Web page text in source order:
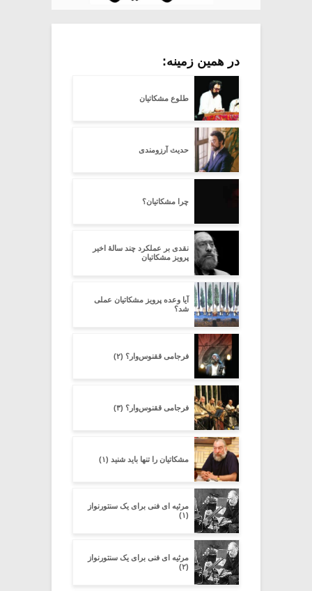
در همین زمینه:
طلوع مشکاتیان
حدیث آرزومندی
چرا مشکاتیان؟
نقدی بر عملکرد چند سالۀ اخیر
پرویز مشکاتیان
آیا وعده پرویز مشکاتیان عملی
شد؟
فرجامی ققنوس‌وار؟ (۲)
فرجامی ققنوس‌وار؟ (۳)
مشکاتیان را تنها باید شنید (۱)
مرثیه ای فنی برای یک سنتورنواز
(۱)
مرثیه ای فنی برای یک سنتورنواز
(۲)